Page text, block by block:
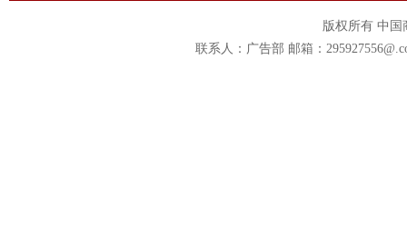
版权所有 中
联系人：广告部 邮箱：